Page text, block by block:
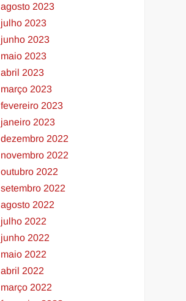
agosto 2023
julho 2023
junho 2023
maio 2023
abril 2023
março 2023
fevereiro 2023
janeiro 2023
dezembro 2022
novembro 2022
outubro 2022
setembro 2022
agosto 2022
julho 2022
junho 2022
maio 2022
abril 2022
março 2022